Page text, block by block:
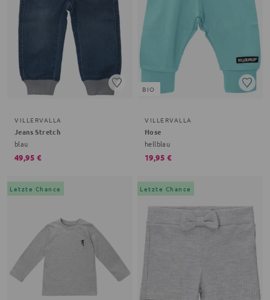
VILLERVALLA
Jeans Stretch
blau
49,95 €
BIO
VILLERVALLA
Hose
hellblau
19,95 €
Letzte Chance Letzte Chance